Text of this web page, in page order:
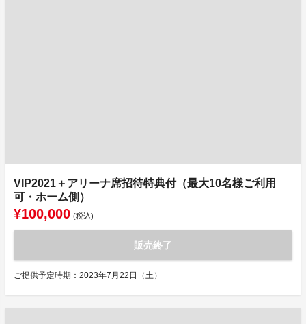
VIP2021＋アリーナ席招待特典付（最大10名様ご利用
可・ホーム側）
¥100,000 (税込)
販売終了
ご提供予定時期：2023年7月22日（土）